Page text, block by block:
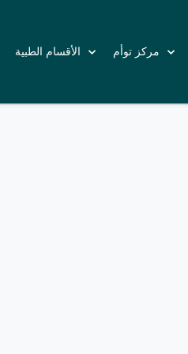
مركز توأم الأقسام الطبية